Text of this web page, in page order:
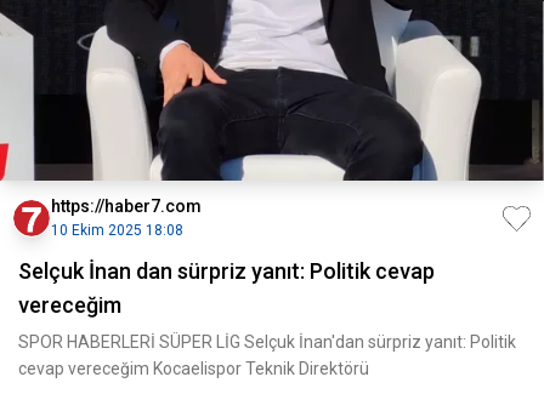
https://haber7.com
10 Ekim 2025 18:08
Selçuk İnan dan sürpriz yanıt: Politik cevap
vereceğim
SPOR HABERLERİ SÜPER LİG Selçuk İnan'dan sürpriz yanıt: Politik
cevap vereceğim Kocaelispor Teknik Direktörü